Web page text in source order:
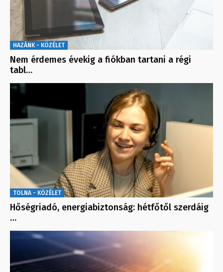
HAZÁNK - KÖZÉLET
Nem érdemes évekig a fiókban tartani a régi
tabl…
TOLNA - KÖZÉLET
Hőségriadó, energiabiztonság: hétfőtől szerdáig
…